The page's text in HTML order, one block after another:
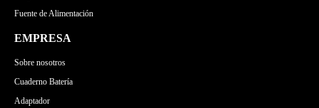
Fuente de Alimentación
EMPRESA
Sobre nosotros
Cuaderno Batería
Adaptador